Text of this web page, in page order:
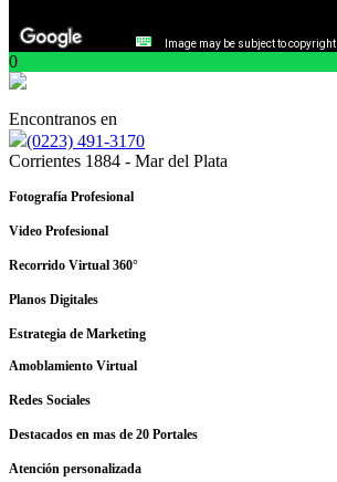
Image may be subject to copyright
0
Encontranos en
(0223) 491-3170
Corrientes 1884 - Mar del Plata
Fotografía Profesional
Video Profesional
Recorrido Virtual 360°
Planos Digitales
Estrategia de Marketing
Amoblamiento Virtual
Redes Sociales
Destacados en mas de 20 Portales
Atención personalizada